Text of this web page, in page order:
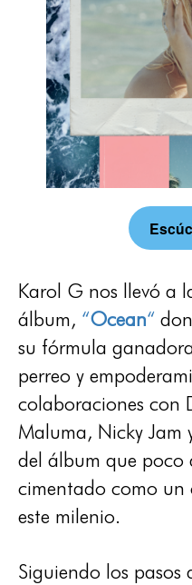
Karol G nos llevó a
álbum, “Ocean“
su fórmula
perreo y
colaboraciones con
Maluma, Nicky Jam
del álbum que poco
cimentado como
este milenio.
Siguiendo los pasos